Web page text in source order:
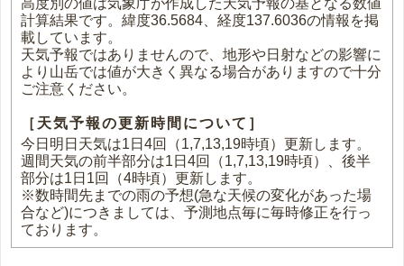
高度別の値は気象庁が作成した天気予報の基となる数値
計算結果です。緯度36.5684、経度137.6036の情報を掲
載しています。
天気予報ではありませんので、地形や日射などの影響に
より山岳では値が大きく異なる場合がありますので十分
ご注意ください。
［天気予報の更新時間について］
今日明日天気は1日4回（1,7,13,19時頃）更新します。
週間天気の前半部分は1日4回（1,7,13,19時頃）、後半
部分は1日1回（4時頃）更新します。
※数時間先までの雨の予想(急な天候の変化があった場
合など)につきましては、予測地点毎に毎時修正を行っ
ております。